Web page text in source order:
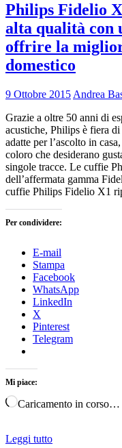
Philips Fidelio
alta qualità con
offrire la
domestico
9 Ottobre 2015 Andrea
Grazie a oltre 50 anni di
acustiche, Philips è fiera
adatte per l’ascolto in
coloro che desiderano
singole tracce. Le cuffie
dell’affermata gamma
cuffie Philips Fidelio X1
Per condividere:
E-mail
Stampa
Facebook
WhatsApp
LinkedIn
X
Pinterest
Telegram
Mi piace:
Caricamento in corso…
Leggi tutto